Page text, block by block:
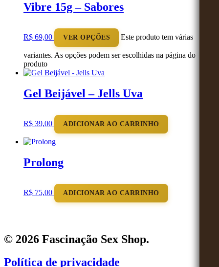
Vibre 15g – Sabores
R$ 69,00 VER OPÇÕES Este produto tem várias
variantes. As opções podem ser escolhidas na página do
produto
Gel Beijável – Jells Uva
R$ 39,00 ADICIONAR AO CARRINHO
Prolong
R$ 75,00 ADICIONAR AO CARRINHO
© 2026 Fascinação Sex Shop.
Política de privacidade